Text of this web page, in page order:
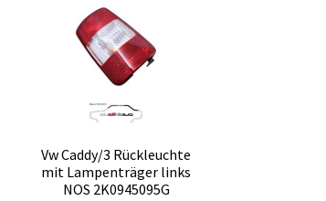
Vw Caddy/3 Rückleuchte
mit Lampenträger links
NOS 2K0945095G